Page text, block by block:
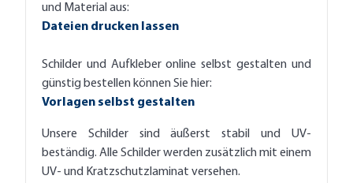
und Material aus:
Dateien drucken lassen
Schilder und Aufkleber online selbst gestalten und
günstig bestellen können Sie hier:
Vorlagen selbst gestalten
Unsere Schilder sind äußerst stabil und UV-
beständig. Alle Schilder werden zusätzlich mit einem
UV- und Kratzschutzlaminat versehen.